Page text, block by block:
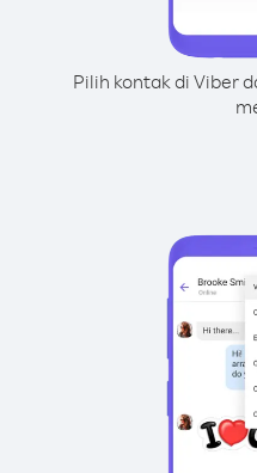
Pilih kontak di Viber